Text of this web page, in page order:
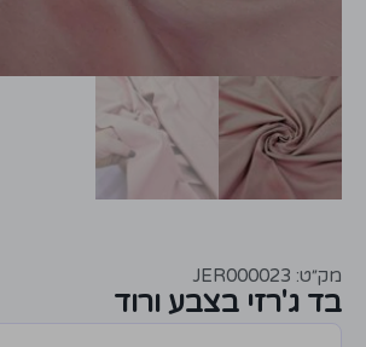
מק״ט: JER000023
בד ג'רזי בצבע ורוד